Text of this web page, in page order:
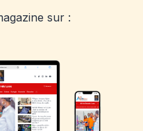
sur :